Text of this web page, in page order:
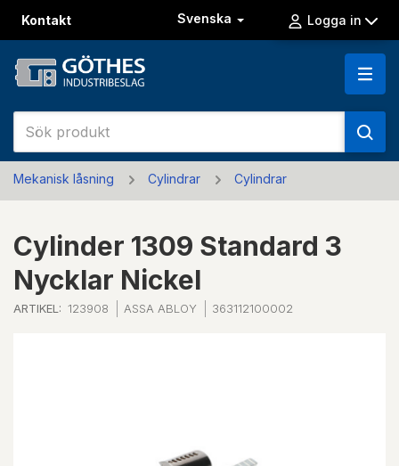
Kontakt Svenska Logga in
Mekanisk låsning Cylindrar Cylindrar
Cylinder 1309 Standard 3
Nycklar Nickel
ARTIKEL: 123908 ASSA ABLOY 363112100002